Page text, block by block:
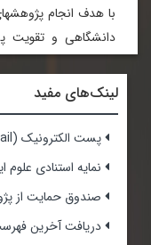
با هدف انجام
دانشگاهی و تقویت
تحقیقات و فناوری به
لینک‌های مفید
پست الکترونیک (Email)
نمایه استنادی علوم
صندوق حمایت از
دریافت آخرین